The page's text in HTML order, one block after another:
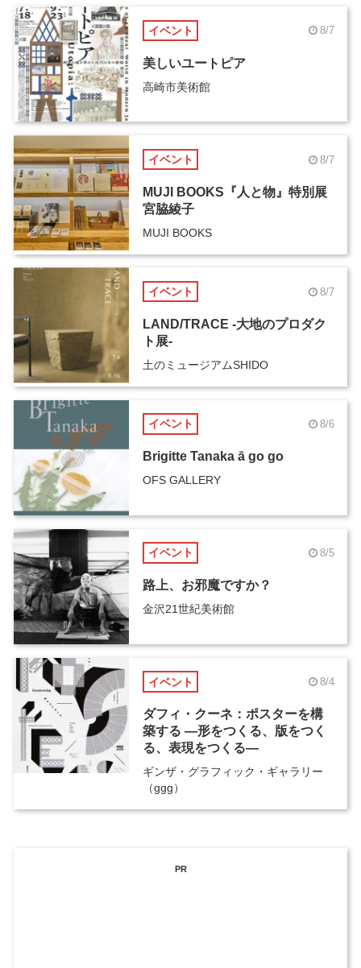
イベント 8/7
美しいユートピア
高崎市美術館
イベント 8/7
MUJI BOOKS『人と物』特別展
宮脇綾子
MUJI BOOKS
イベント 8/7
LAND/TRACE -大地のプロダク
ト展-
土のミュージアムSHIDO
イベント 8/6
Brigitte Tanaka ā go go
OFS GALLERY
イベント 8/5
路上、お邪魔ですか？
金沢21世紀美術館
イベント 8/4
ダフィ・クーネ：ポスターを構
築する ―形をつくる、版をつく
る、表現をつくる―
ギンザ・グラフィック・ギャラリー
（ggg）
PR